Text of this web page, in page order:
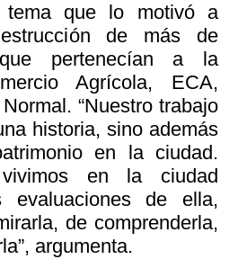
tema que lo motivó a
de más de
pertenecían a la
Agrícola, ECA,
“Nuestro trabajo
historia, sino además
en la ciudad.
en la ciudad
evaluaciones de ella,
de comprenderla,
argumenta.